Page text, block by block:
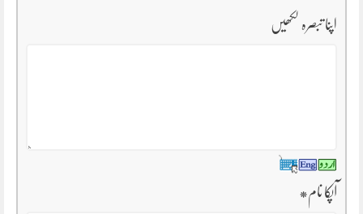
اپنا تبصرہ لکھیں
آپکا نام*